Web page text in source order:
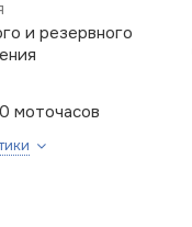
и резервного
моточасов